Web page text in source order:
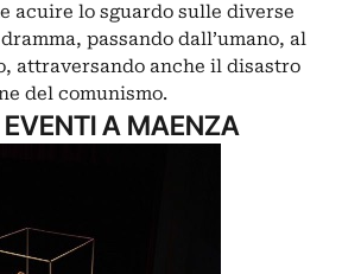
acuire lo sguardo sulle diverse
passando dall’umano, al
attraversando anche il disastro
del comunismo.
EVENTI A MAENZA